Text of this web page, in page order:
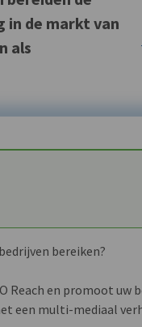
in de markt van
als
bereiken?
Reach en promoot uw
een multi-mediaal